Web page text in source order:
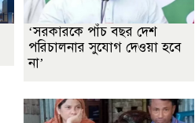
‘সরকারকে পাঁচ বছর দেশ
পরিচালনার সুযোগ দেওয়া হবে
না’